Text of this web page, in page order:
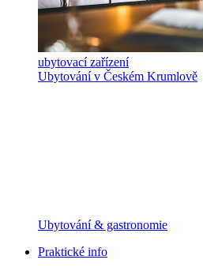
ubytovací zařízení
Ubytování v Českém Krumlově
Ubytování & gastronomie
Praktické info